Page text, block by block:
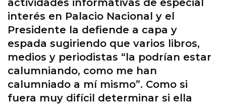
actividades informativas de especial
interés en Palacio Nacional y el
Presidente la defiende a capa y
espada sugiriendo que varios libros,
medios y periodistas “la podrían estar
calumniando, como me han
calumniado a mí mismo”. Como si
fuera muy difícil determinar si ella